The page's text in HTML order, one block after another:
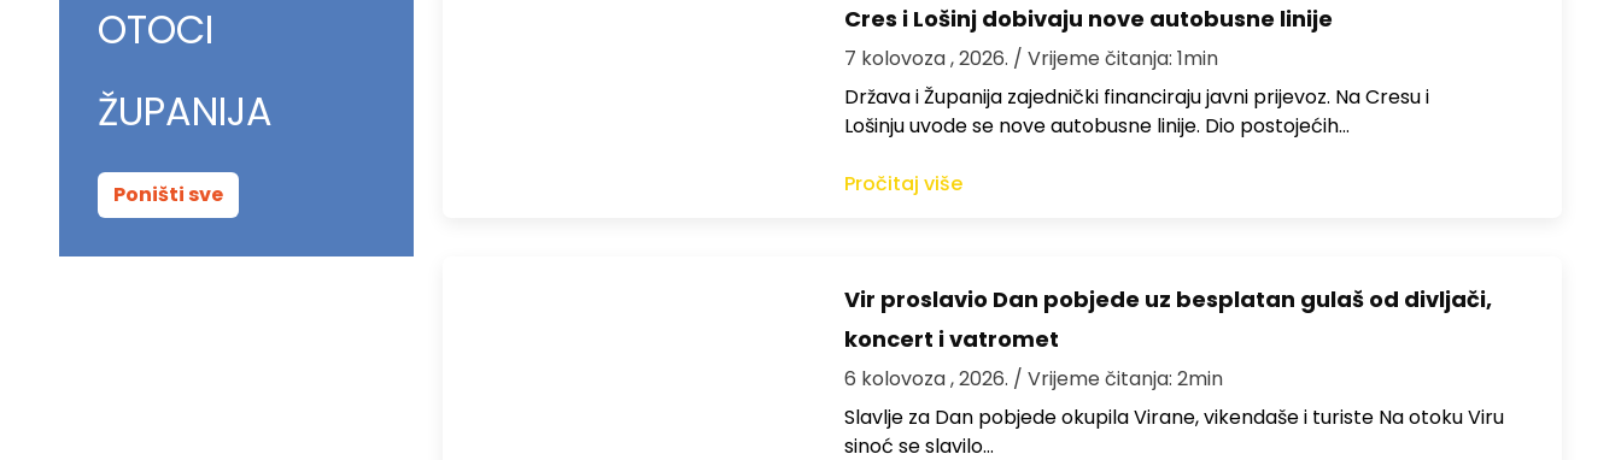
OTOCI
ŽUPANIJA
Poništi sve
Cres i Lošinj dobivaju nove autobusne linije
7 kolovoza , 2026. / Vrijeme čitanja: 1min
Država i Županija zajednički financiraju javni prijevoz. Na Cresu i
Lošinju uvode se nove autobusne linije. Dio postojećih…
Pročitaj više
Vir proslavio Dan pobjede uz besplatan gulaš od divljači,
koncert i vatromet
6 kolovoza , 2026. / Vrijeme čitanja: 2min
Slavlje za Dan pobjede okupila Virane, vikendaše i turiste Na otoku Viru
sinoć se slavilo…